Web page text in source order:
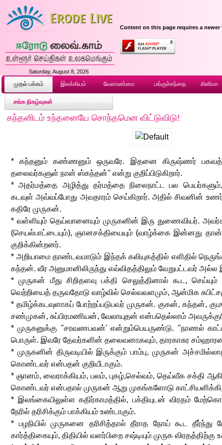
Saturday, August 8, 2026
Content on this page requires a
முதல் ப‌க்க‌ம் இலக்கியம் வேளாண்மை பங்குச்சந்தை சினிமா
சங்க நிகழ்வுகள்
கந்தனிடம் உந்தனையே சொந்தமென விட்டுவிடு!
* கந்தனும் கண்ணனும் ஒருவரே. இதனை கிருஷ்ணர்
தலைவர்களுள் நான் ஸ்கந்தன்'' என்று குறிப்பிடுகிறார்.
* அதர்மத்தை அழித்து தர்மத்தை நிலைநாட்ட பல
கடவுள் அவ்வப்போது அவதாரம் செய்கிறார். அதில் சிவனின்
கதிரே முருகன்.
* வள்ளியும் தெய்வானையும் முருகனின் இரு துணைவியர்.
(செயல்பாட்டையும்), ஞானசக்தியையும் (வாழ்க்கை இன்னது தான்
குறிக்கின்றனர்.
* அறியாமை தாண்டவமாடும் இந்தக் கலியுகத்தில் எளிதில்
கந்தன். வீர அனுமானிலிருந்து எவ்விதத்திலும் வேறுபட்டவர் அல்ல
* முருகன் மீது சிறிதளவு பக்தி செலுத்தினால் கூட,
வெற்றியைத் தருவதோடு வாழ்வில் செல்வவளமும், ஆன்மிக
* தமிழ்க்கடவுளாகப் போற்றப்படுபவர் முருகன். குகன், கந்தன்,
சண்முகன், சுப்பிரமணியன், வேலாயுதன் என்பதெல்லாம்
* முருகனுக்கு "சரவணபவன்' என்றும்பெயருண்டு. "நாணல்
பொருள். இவரே தேவர்களின் தலைவனாகவும், தாரகாசுர
* முருகனின் திருவடியில் இருக்கும் பாம்பு, முருகன்
கொண்டவர் என்பதன் குறியீடாகும்.
* ஞானம், வைராக்கியம், பலம், புகழ்,செல்வம், தெய்வீக சக்தி
கொண்டவர் என்பதால் முருகன் ஆறு முகங்களோடு
* இலங்கையிலுள்ள கதிர்காமத்தில், பக்தியுடன் விரதம்
நேரில் தரிசிக்கும் பாக்கியம் உண்டாகும்.
* பழநியில் முருகனை தரிசித்தால் தீராத நோய் கூட தீர்ந்து
கார்த்திகையும், திதியில் வளர்பிறை சஷ்டியும் முருக